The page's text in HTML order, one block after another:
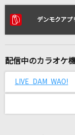
リアル
[生音]インフェ
やさしさで溢れ
JUJU
カラーボトル
デンモクアプ
配信中のカラオケ
LIVE DAM WAO!